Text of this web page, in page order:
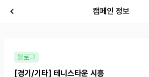
캠페인 정보
블로그
[경기/기타] 테니스타운 시흥